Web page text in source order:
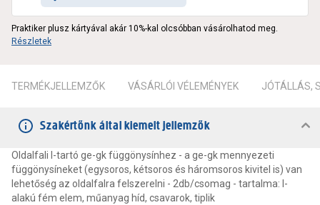
Praktiker plusz kártyával akár 10%-kal olcsóbban vásárolhatod meg.
Részletek
TERMÉKJELLEMZŐK VÁSÁRLÓI VÉLEMÉNYEK JÓTÁLLÁS,
Szakértőnk által kiemelt jellemzők
Oldalfali l-tartó ge-gk függönysínhez - a ge-gk mennyezeti
függönysíneket (egysoros, kétsoros és háromsoros kivitel is) van
lehetőség az oldalfalra felszerelni - 2db/csomag - tartalma: l-
alakú fém elem, műanyag híd, csavarok, tiplik